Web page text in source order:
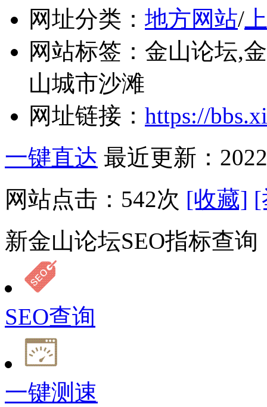
网址分类： 地方网站/
网站标签： 金山论坛,
山城市沙滩
网址链接： https://
一键直达 最近更新：
网站点击： 542次 [收藏] [
新金山论坛SEO指标查询
SEO查询
一键测速